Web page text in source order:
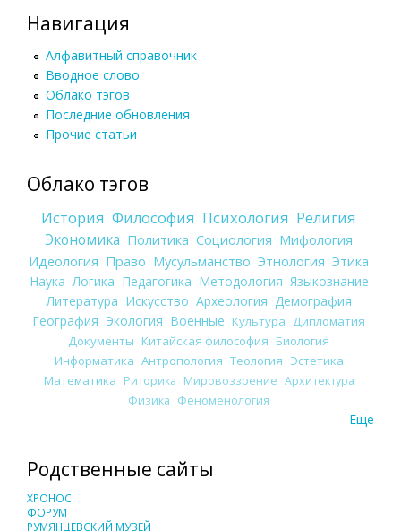
Навигация
Алфавитный справочник
Вводное слово
Облако тэгов
Последние обновления
Прочие статьи
Облако тэгов
История Философия Психология Религия
Экономика Политика Социология Мифология
Идеология Право Мусульманство Этнология Этика
Наука Логика Педагогика Методология Языкознание
Литература Искусство Археология Демография
География Экология Военные Культура
Дипломатия
Документы Китайская философия Биология
Информатика Антропология Теология Эстетика
Математика Риторика Мировоззрение Архитектура
Физика Феноменология
Еще
Родственные сайты
ХРОНОС
ФОРУМ
РУМЯНЦЕВСКИЙ МУЗЕЙ